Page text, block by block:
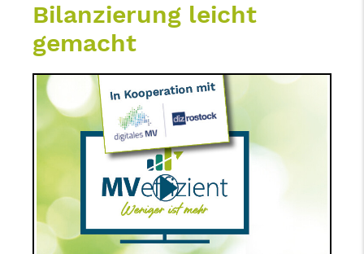
Bilanzierung leicht
gemacht